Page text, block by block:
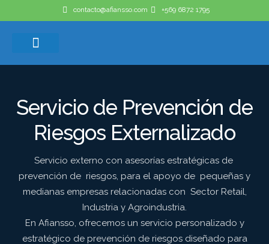
contacto@afiansso.com +569 6872 1795
Servicio de Prevención de
Riesgos Externalizado
Servicio externo con asesorías estratégicas de
prevención de riesgos, para el apoyo de pequeñas y
medianas empresas relacionadas con Sector Retail,
Industria y Agroindustria.
En Afiansso, ofrecemos un servicio personalizado y
estratégico de prevención de riesgos diseñado para